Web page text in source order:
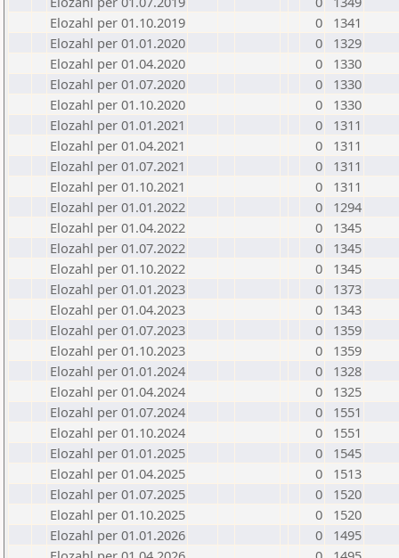
Elozahl per 01.10.2019
0
1341
Elozahl per 01.01.2020
0
1329
Elozahl per 01.04.2020
0
1330
Elozahl per 01.07.2020
0
1330
Elozahl per 01.10.2020
0
1330
Elozahl per 01.01.2021
0
1311
Elozahl per 01.04.2021
0
1311
Elozahl per 01.07.2021
0
1311
Elozahl per 01.10.2021
0
1311
Elozahl per 01.01.2022
0
1294
Elozahl per 01.04.2022
0
1345
Elozahl per 01.07.2022
0
1345
Elozahl per 01.10.2022
0
1345
Elozahl per 01.01.2023
0
1373
Elozahl per 01.04.2023
0
1343
Elozahl per 01.07.2023
0
1359
Elozahl per 01.10.2023
0
1359
Elozahl per 01.01.2024
0
1328
Elozahl per 01.04.2024
0
1325
Elozahl per 01.07.2024
0
1551
Elozahl per 01.10.2024
0
1551
Elozahl per 01.01.2025
0
1545
Elozahl per 01.04.2025
0
1513
Elozahl per 01.07.2025
0
1520
Elozahl per 01.10.2025
0
1520
Elozahl per 01.01.2026
0
1495